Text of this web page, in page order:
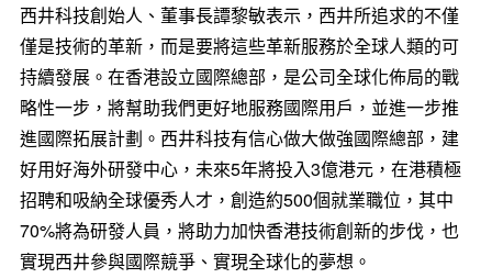
西井科技創始人、董事長譚黎敏表示，西井所追求的不僅
僅是技術的革新，而是要將這些革新服務於全球人類的可
持續發展。在香港設立國際總部，是公司全球化佈局的戰
略性一步，將幫助我們更好地服務國際用戶，並進一步推
進國際拓展計劃。西井科技有信心做大做強國際總部，建
好用好海外研發中心，未來5年將投入3億港元，在港積極
招聘和吸納全球優秀人才，創造約500個就業職位，其中
70%將為研發人員，將助力加快香港技術創新的步伐，也
實現西井參與國際競爭、實現全球化的夢想。